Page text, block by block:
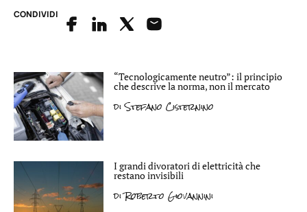
CONDIVIDI
“Tecnologicamente neutro”: il principio
che descrive la norma, non il mercato
diStefano Cisternino
I grandi divoratori di elettricità che
restano invisibili
diRoberto Giovannini